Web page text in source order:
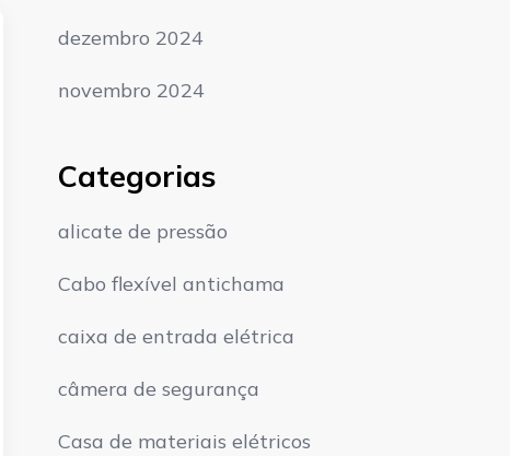
dezembro 2024
novembro 2024
Categorias
alicate de pressão
Cabo flexível antichama
caixa de entrada elétrica
câmera de segurança
Casa de materiais elétricos